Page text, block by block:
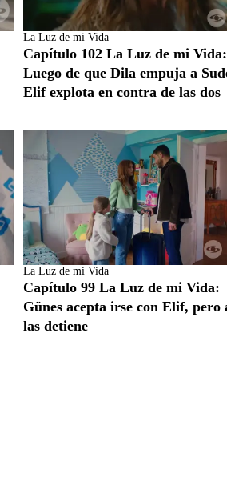
La Luz de mi Vida
Capítulo 102 La Luz de mi Vida:
Luego de que Dila empuja a
Elif explota en contra de las dos
La Luz de mi Vida
Capítulo 99 La Luz de mi Vida:
Günes acepta irse con Elif, pero
las detiene